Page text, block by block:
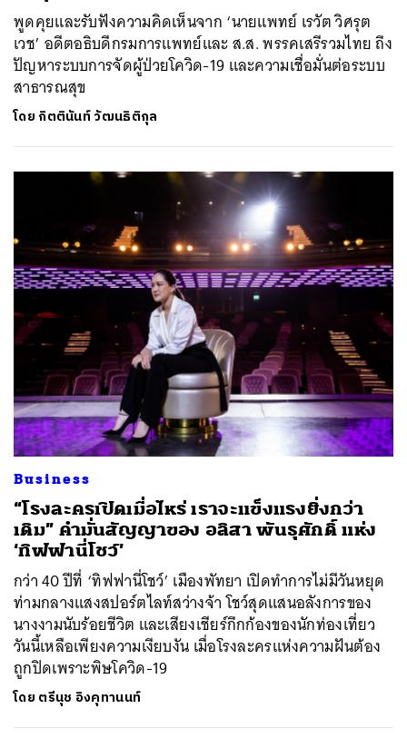
พูดคุยและรับฟังความคิดเห็นจาก ‘นายแพทย์ เรวัต วิศรุต
เวช’ อดีตอธิบดีกรมการแพทย์และ ส.ส. พรรคเสรีรวมไทย ถึง
ปัญหาระบบการจัดผู้ป่วยโควิด-19 และความเชื่อมั่นต่อระบบ
สาธารณสุข
โดย กิตตินันท์ วัฒนธิติกุล
Business
“โรงละครเปิดเมื่อไหร่ เราจะแข็งแรงยิ่งกว่า
เดิม” คำมั่นสัญญาของ อลิสา พันธุศักดิ์ แห่ง
‘ทิฟฟานี่โชว์’
กว่า 40 ปีที่ ‘ทิฟฟานี่โชว์’ เมืองพัทยา เปิดทำการไม่มีวันหยุด
ท่ามกลางแสงสปอร์ตไลท์สว่างจ้า โชว์สุดแสนอลังการของ
นางงามนับร้อยชีวิต และเสียงเชียร์กึกก้องของนักท่องเที่ยว
วันนี้เหลือเพียงความเงียบงัน เมื่อโรงละครแห่งความฝันต้อง
ถูกปิดเพราะพิษโควิด-19
โดย ตรีนุช อิงคุทานนท์
TWEET LINE EMAIL